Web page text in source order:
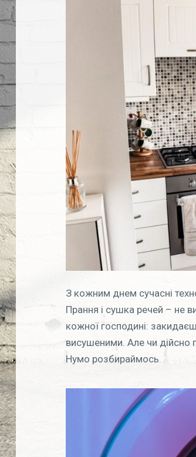
З кожним днем сучасні
Прання і сушка речей – не
кожної господині:
висушеними. Але чи дійсно
Нумо розбираймось.